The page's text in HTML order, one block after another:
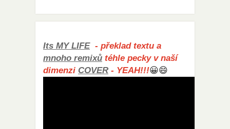
Its MY LIFE- překlad textu a
mnoho remixů téhle pecky v naší
dimenzi COVER - YEAH!!!😀😄